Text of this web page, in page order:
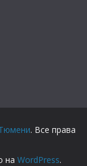
. Все права
на WordPress.